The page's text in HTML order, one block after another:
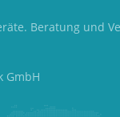
Beratung und
GmbH